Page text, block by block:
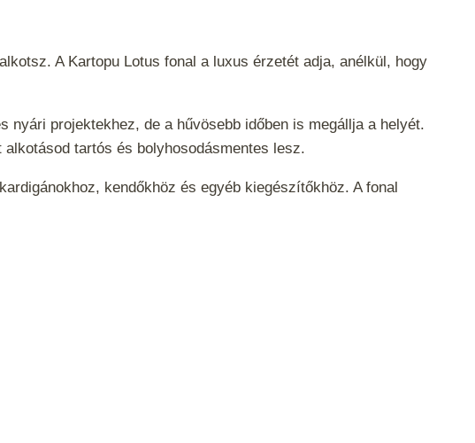
A Kartopu Lotus fonal a luxus érzetét adja, anélkül, hogy
projektekhez, de a hűvösebb időben is megállja a helyét.
tartós és bolyhosodásmentes lesz.
kendőkhöz és egyéb kiegészítőkhöz. A fonal